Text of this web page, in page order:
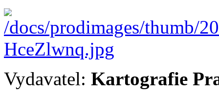
Vydavatel: Kartografie